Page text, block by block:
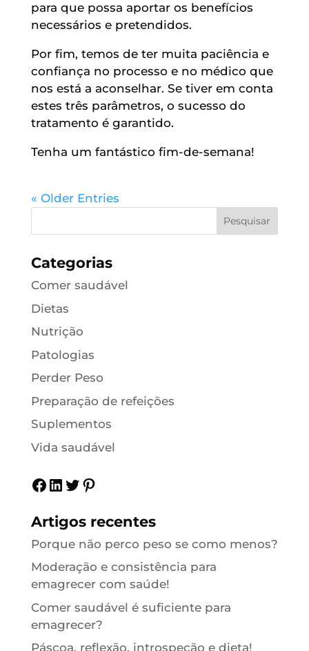
para que possa aportar os benefícios
necessários e pretendidos.
Por fim, temos de ter muita paciência e
confiança no processo e no médico que
nos está a aconselhar. Se tiver em conta
estes três parâmetros, o sucesso do
tratamento é garantido.
Tenha um fantástico fim-de-semana!
« Older Entries
Categorias
Comer saudável
Dietas
Nutrição
Patologias
Perder Peso
Preparação de refeições
Suplementos
Vida saudável
Facebook
LinkedIn
Twitter
Pinterest
Artigos recentes
Porque não perco peso se como menos?
Moderação e consistência para
emagrecer com saúde!
Comer saudável é suficiente para
emagrecer?
Páscoa, reflexão, introspeção e dieta!